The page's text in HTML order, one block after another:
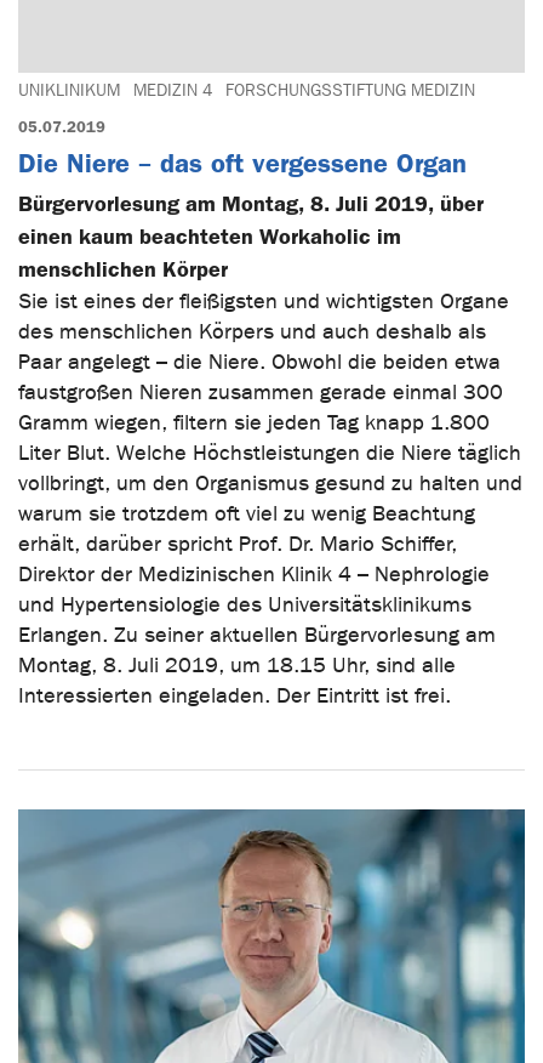
UNIKLINIKUM MEDIZIN 4 FORSCHUNGSSTIFTUNG MEDIZIN
05.07.2019
Die Niere – das oft vergessene Organ
Bürgervorlesung am Montag, 8. Juli 2019, über
einen kaum beachteten Workaholic im
menschlichen Körper
Sie ist eines der fleißigsten und wichtigsten Organe
des menschlichen Körpers und auch deshalb als
Paar angelegt – die Niere. Obwohl die beiden etwa
faustgroßen Nieren zusammen gerade einmal 300
Gramm wiegen, filtern sie jeden Tag knapp 1.800
Liter Blut. Welche Höchstleistungen die Niere täglich
vollbringt, um den Organismus gesund zu halten und
warum sie trotzdem oft viel zu wenig Beachtung
erhält, darüber spricht Prof. Dr. Mario Schiffer,
Direktor der Medizinischen Klinik 4 – Nephrologie
und Hypertensiologie des Universitätsklinikums
Erlangen. Zu seiner aktuellen Bürgervorlesung am
Montag, 8. Juli 2019, um 18.15 Uhr, sind alle
Interessierten eingeladen. Der Eintritt ist frei.